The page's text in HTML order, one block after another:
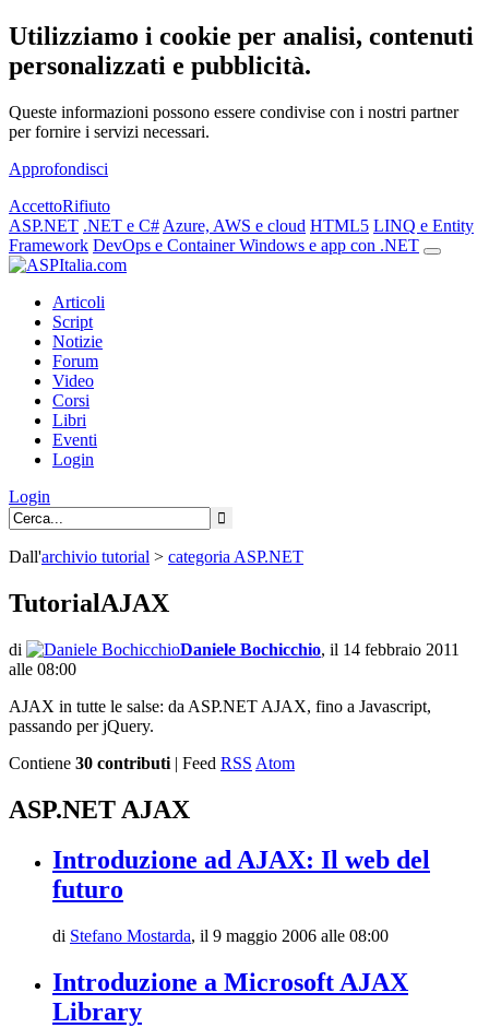
Utilizziamo i cookie per analisi, contenuti
personalizzati e pubblicità.
Queste informazioni possono essere condivise con i nostri partner
per fornire i servizi necessari.
Approfondisci
AccettoRifiuto
ASP.NET .NET e C# Azure, AWS e cloud HTML5 LINQ e Entity
Framework DevOps e ContainerWindows e app con .NET
Articoli
Script
Notizie
Forum
Video
Corsi
Libri
Eventi
Login
Login
Dall'archivio tutorial > categoria ASP.NET
TutorialAJAX
di Daniele Bochicchio, il 14 febbraio 2011
alle 08:00
AJAX in tutte le salse: da ASP.NET AJAX, fino a Javascript,
passando per jQuery.
Contiene 30 contributi | Feed RSS Atom
ASP.NET AJAX
Introduzione ad AJAX: Il web del
futuro
di Stefano Mostarda, il 9 maggio 2006 alle 08:00
Introduzione a Microsoft AJAX
Library